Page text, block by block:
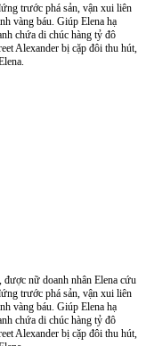
trước phá sản, vận xui liên
vàng báu. Giúp Elena hạ
chứa di chúc hàng tỷ đô
Alexander bị cặp đôi thu hút,
nữ doanh nhân Elena cứu
trước phá sản, vận xui liên
vàng báu. Giúp Elena hạ
chứa di chúc hàng tỷ đô
Alexander bị cặp đôi thu hút,